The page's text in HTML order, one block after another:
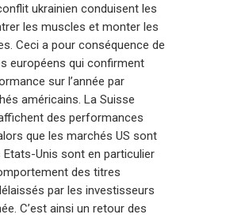
ukrainien conduisent les
les muscles et monter les
Ceci a pour conséquence de
européens qui confirment
sur l’année par
américains. La Suisse
des performances
que les marchés US sont
Unis sont en particulier
des titres
par les investisseurs
C’est ainsi un retour des